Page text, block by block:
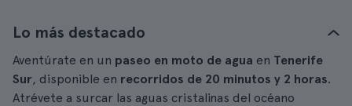
Lo más destacado
Aventúrate en un paseo en moto de agua en Tenerife
Sur, disponible en recorridos de 20 minutos y 2 horas.
Atrévete a surcar las aguas cristalinas del océano